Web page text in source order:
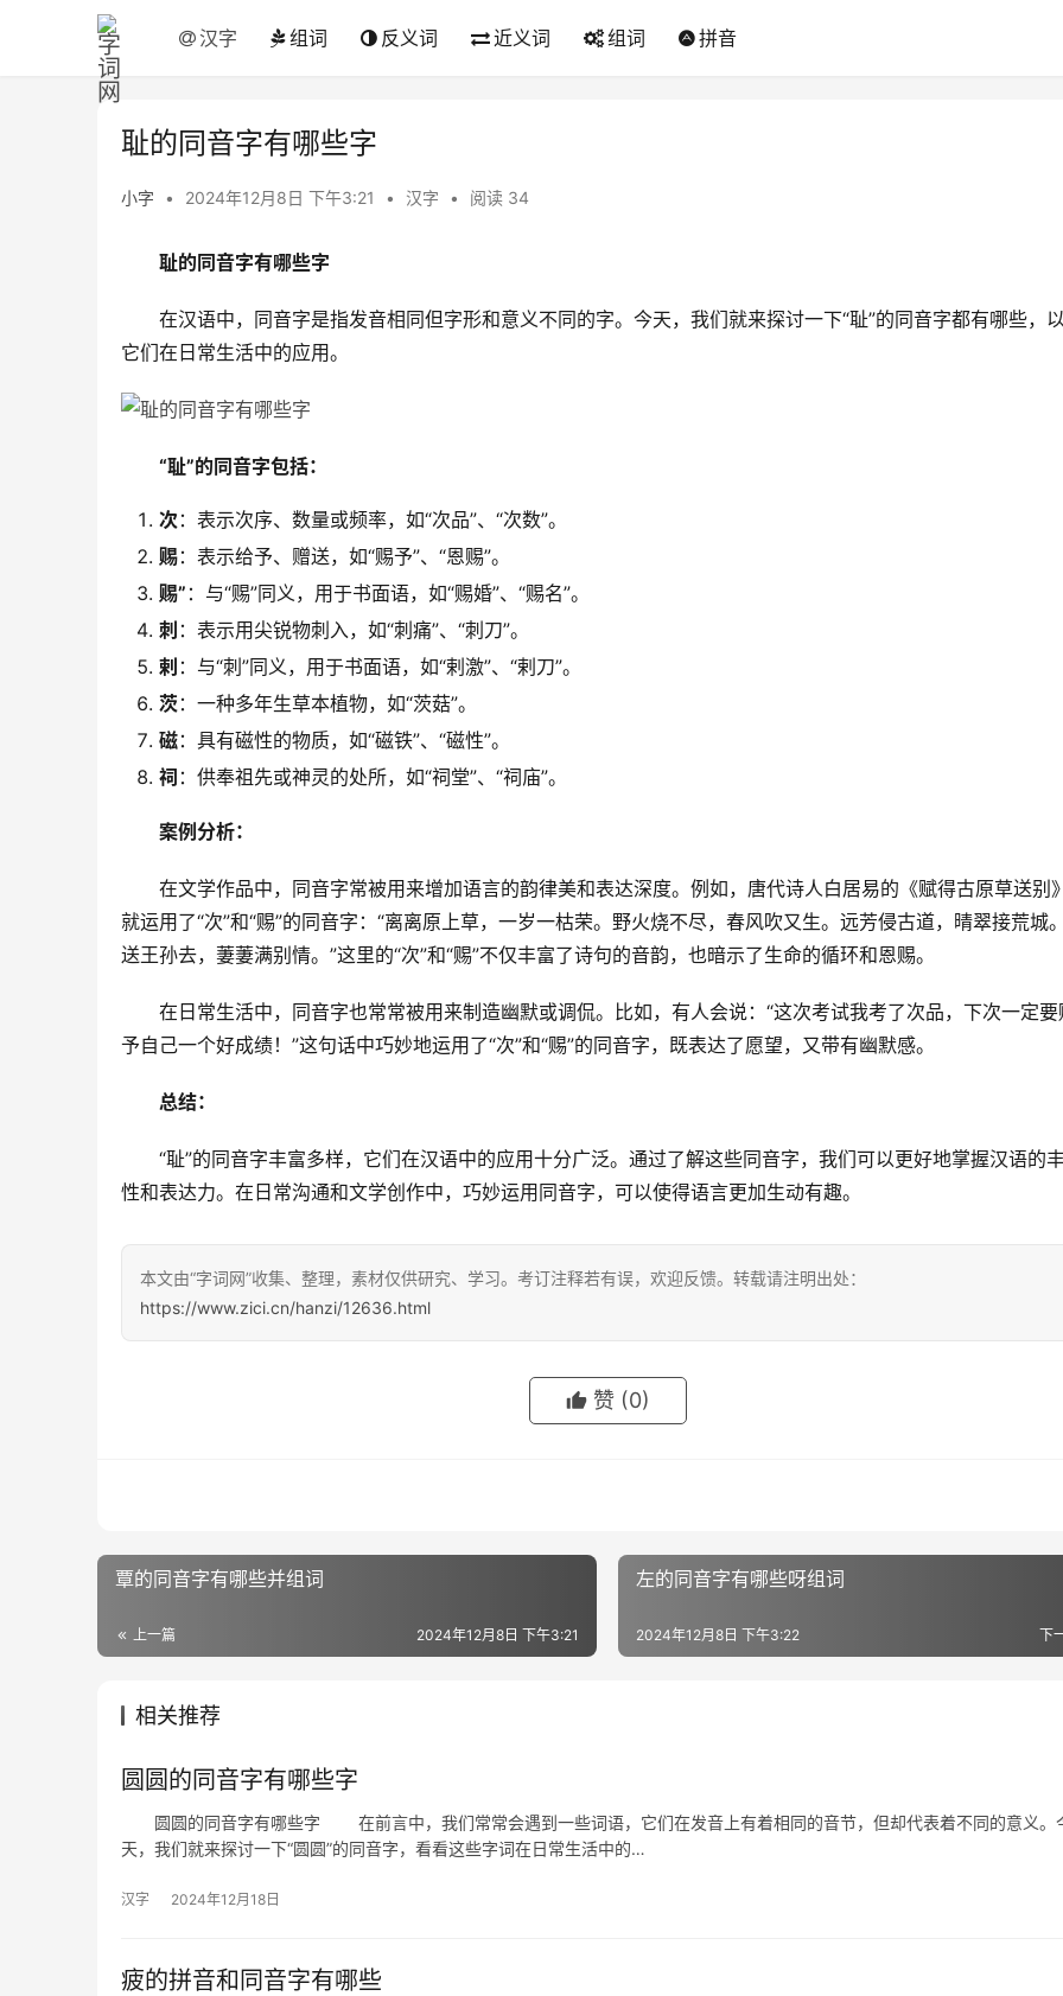
汉字 组词 反义词 近义词 组词 拼音
耻的同音字有哪些字
小字 • 2024年12月8日 下午3:21 • 汉字 • 阅读 34
耻的同音字有哪些字
在汉语中，同音字是指发音相同但字形和意义不同的字。今天，我们就来探讨一下“耻”的同音字都有哪些，
它们在日常生活中的应用。
“耻”的同音字包括：
次 ：表示次序、数量或频率，如“次品”、“次数”。
赐：表示给予、赠送，如“赐予”、“恩赐”。
赐” ：与“赐”同义，用于书面语，如“赐婚”、“赐名”。
刺 ：表示用尖锐物刺入，如“刺痛”、“刺刀”。
剌 ：与“刺”同义，用于书面语，如“剌激”、“剌刀”。
茨：一种多年生草本植物，如“茨菇”。
磁：具有磁性的物质，如“磁铁”、“磁性”。
祠 ：供奉祖先或神灵的处所，如“祠堂”、“祠庙”。
案例分析：
在文学作品中，同音字常被用来增加语言的韵律美和表达深度。例如，唐代诗人白居易的《赋得古原草送别
就运用了“次”和“赐”的同音字：“离离原上草，一岁一枯荣。野火烧不尽，春风吹又生。远芳侵古道，晴翠接荒城
送王孙去，萋萋满别情。”这里的“次”和“赐”不仅丰富了诗句的音韵，也暗示了生命的循环和恩赐。
在日常生活中，同音字也常常被用来制造幽默或调侃。比如，有人会说：“这次考试我考了次品，下次一定要
予自己一个好成绩！”这句话中巧妙地运用了“次”和“赐”的同音字，既表达了愿望，又带有幽默感。
总结：
“耻”的同音字丰富多样，它们在汉语中的应用十分广泛。通过了解这些同音字，我们可以更好地掌握汉语的
性和表达力。在日常沟通和文学创作中，巧妙运用同音字，可以使得语言更加生动有趣。
本文由“字词网”收集、整理，素材仅供研究、学习。考订注释若有误，欢迎反馈。转载请注明出处：
https://www.zici.cn/hanzi/12636.html
赞 (0)
覃的同音字有哪些并组词
上一篇 2024年12月8日 下午3:21
左的同音字有哪些呀组词
下
2024年12月8日 下午3:22
相关推荐
圆圆的同音字有哪些字
圆圆的同音字有哪些字 在前言中，我们常常会遇到一些词语，它们在发音上有着相同的音节，但却代表着不同的意义。
天，我们就来探讨一下“圆圆”的同音字，看看这些字词在日常生活中的…
汉字 2024年12月18日
疲的拼音和同音字有哪些